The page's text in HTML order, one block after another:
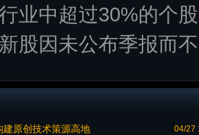
业中超过30%的个
股因未公布季报而
04/27
建原创技术策源高地